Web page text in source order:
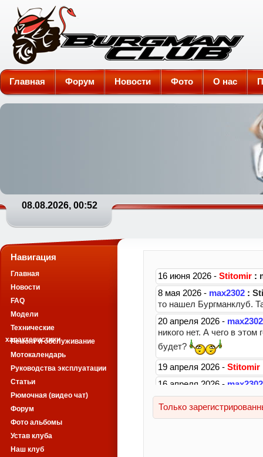
Burgman-Club
Главная Форум Новости Фото О нас
08.08.2026, 00:52
Навигация
Главная
Новости
FAQ
Модели
Технические
характеристики
Ремонт и обслуживание
Мотокалендарь
Руководства эксплуатации
Статьи
Рюмочная (видео чат)
Форум
Фото альбомы
Устав клуба
Наш клуб